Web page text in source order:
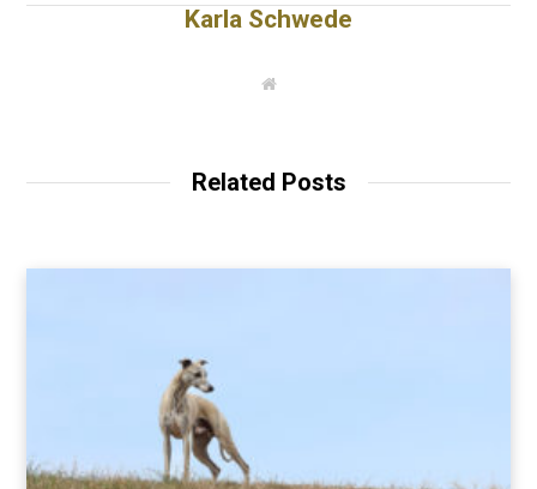
Karla Schwede
W
Related Posts